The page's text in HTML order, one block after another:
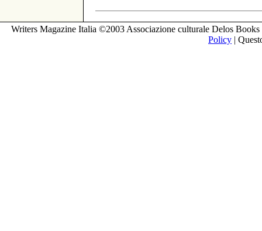
Writers Magazine Italia ©2003 Associazione culturale Delos
Policy |